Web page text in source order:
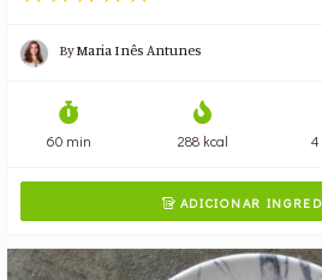
ByMaria Inês Antunes
60 min 288 kcal 4
ADICIONAR